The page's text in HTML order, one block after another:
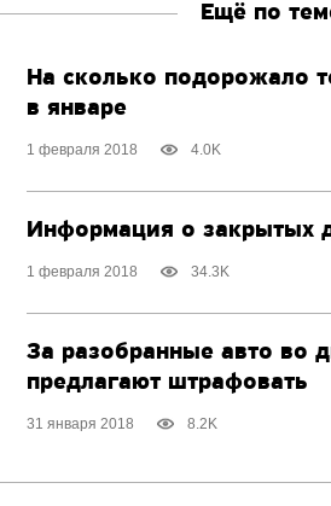
Ещё по
На сколько подорожало
в январе
1 февраля 2018 4.0K
Информация о закрытых
1 февраля 2018 34.3K
За разобранные авто во
предлагают штрафовать
31 января 2018 8.2K